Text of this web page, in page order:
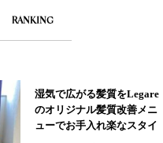
RANKING
湿気で広がる髪質をLegare
のオリジナル髪質改善メニ
ューでお手入れ楽なスタイ